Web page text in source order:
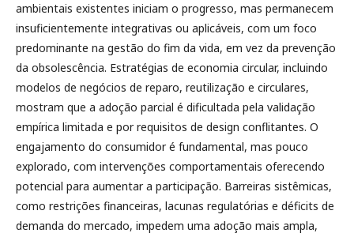
ambientais existentes iniciam o progresso, mas permanecem
insuficientemente integrativas ou aplicáveis, com um foco
predominante na gestão do fim da vida, em vez da prevenção
da obsolescência. Estratégias de economia circular, incluindo
modelos de negócios de reparo, reutilização e circulares,
mostram que a adoção parcial é dificultada pela validação
empírica limitada e por requisitos de design conflitantes. O
engajamento do consumidor é fundamental, mas pouco
explorado, com intervenções comportamentais oferecendo
potencial para aumentar a participação. Barreiras sistêmicas,
como restrições financeiras, lacunas regulatórias e déficits de
demanda do mercado, impedem uma adoção mais ampla,